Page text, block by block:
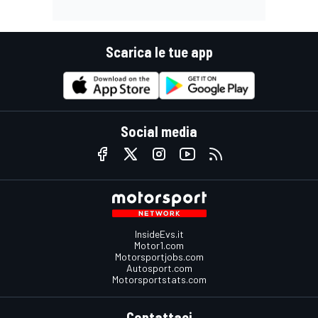
Scarica le tue app
Social media
InsideEvs.it
Motor1.com
Motorsportjobs.com
Autosport.com
Motorsportstats.com